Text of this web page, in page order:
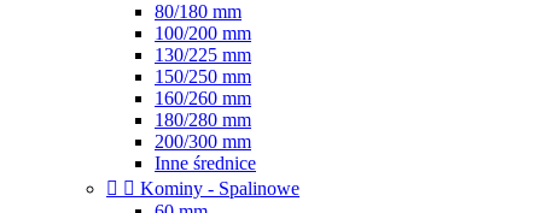
80/180 mm
100/200 mm
130/225 mm
150/250 mm
160/260 mm
180/280 mm
200/300 mm
Inne średnice
  Kominy - Spalinowe